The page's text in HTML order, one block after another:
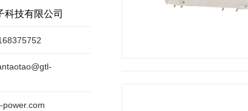
科技有限公司
power.com